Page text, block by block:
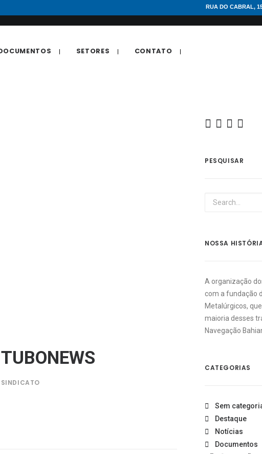
RUA DO CABRAL,
SETORES CONTATO
SINDICATO
PESQUISAR
NOSSA
A organização
com a fundação
Metalúrgicos,
maioria desses
Navegação
CATEGORIAS
Sem
Destaque
Notícias
Documentos